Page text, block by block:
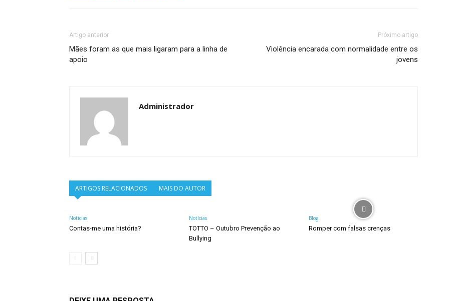
Artigo anterior
Mães foram as que mais ligaram para a linha de
apoio
Próximo artigo
Violência encarada com normalidade entre os
jovens
Administrador
ARTIGOS RELACIONADOS MAIS DO AUTOR
Notícias
Contas-me uma história?
Notícias
TOTTO – Outubro Prevenção ao
Bullying
Blog
Romper com falsas crenças